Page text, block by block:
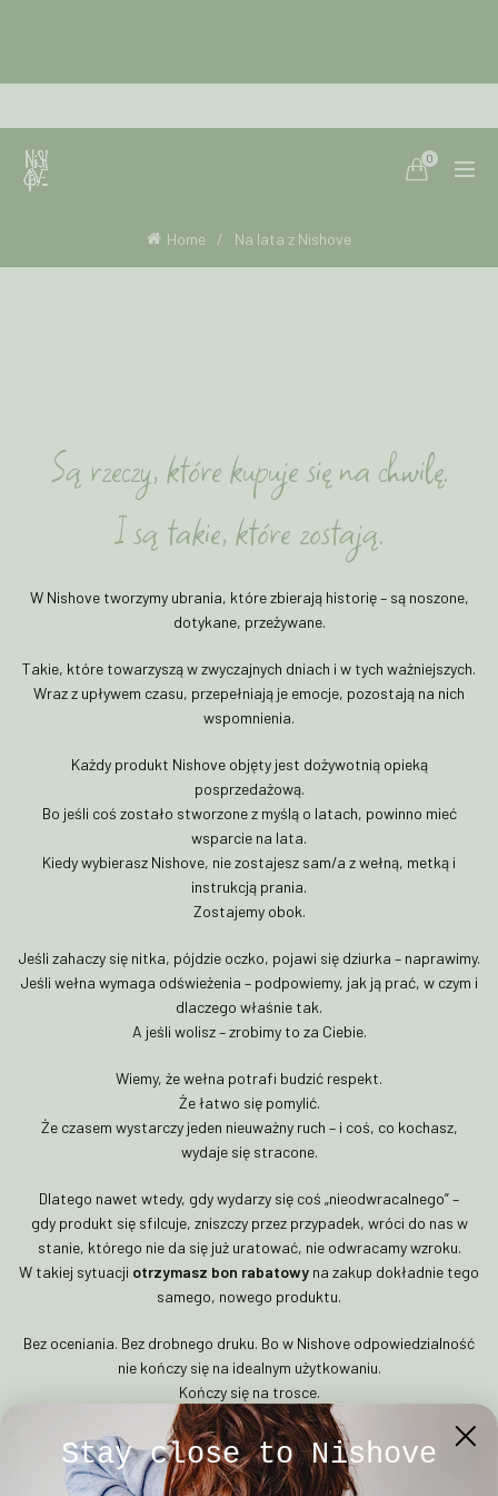
0
Home Na lata z Nishove
Są rzeczy, które kupuje się na chwilę.
I są takie, które zostają.
W Nishove tworzymy ubrania, które zbierają historię – są noszone,
dotykane, przeżywane.
Takie, które towarzyszą w zwyczajnych dniach i w tych ważniejszych.
Wraz z upływem czasu, przepełniają je emocje, pozostają na nich
wspomnienia.
Każdy produkt Nishove objęty jest dożywotnią opieką
posprzedażową.
Bo jeśli coś zostało stworzone z myślą o latach, powinno mieć
wsparcie na lata.
Kiedy wybierasz Nishove, nie zostajesz sam/a z wełną, metką i
instrukcją prania.
Zostajemy obok.
Jeśli zahaczy się nitka, pójdzie oczko, pojawi się dziurka – naprawimy.
Jeśli wełna wymaga odświeżenia – podpowiemy, jak ją prać, w czym i
dlaczego właśnie tak.
A jeśli wolisz – zrobimy to za Ciebie.
Wiemy, że wełna potrafi budzić respekt.
Że łatwo się pomylić.
Że czasem wystarczy jeden nieuważny ruch – i coś, co kochasz,
wydaje się stracone.
Dlatego nawet wtedy, gdy wydarzy się coś „nieodwracalnego” –
gdy produkt się sfilcuje, zniszczy przez przypadek, wróci do nas w
stanie, którego nie da się już uratować, nie odwracamy wzroku.
W takiej sytuacji otrzymasz bon rabatowy na zakup dokładnie tego
samego, nowego produktu.
Bez oceniania. Bez drobnego druku. Bo w Nishove odpowiedzialność
nie kończy się na idealnym użytkowaniu.
Kończy się na trosce.
Ta dożywotnia opieka jestbezpłatna
Nie dlatego, że musimy.
Dlatego, że wierzymy w jakość tego, co tworzymy – i w relację z
Stay close to Nishove